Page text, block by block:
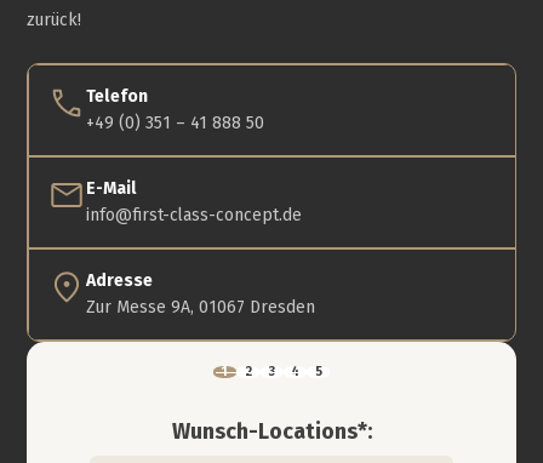
zurück!
Telefon
+49 (0) 351 – 41 888 50
E-Mail
info@first-class-concept.de
Adresse
Zur Messe 9A, 01067 Dresden
Wunsch-Locations*: